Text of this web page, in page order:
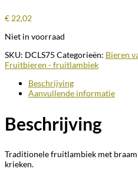
€ 22,02
Niet in voorraad
SKU: DCLS75 Categorieën: Bieren
Fruitbieren - fruitlambiek
Beschrijving
Aanvullende informatie
Beschrijving
Traditionele fruitlambiek met
krieken.